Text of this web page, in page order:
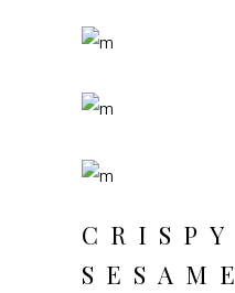
CRISPY
SESAME